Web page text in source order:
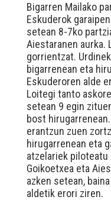
Bigarren Mailako
Eskuderok
setean 8-7ko
Aiestaranen aurka.
gorrientzat.
bigarrenean eta
Eskuderoren alde
Loitegi tanto
setean 9 egin
bost
erantzun zuen
hirugarrenean eta
atzelariek piloteatu
Goikoetxea eta
azken setean,
aldetik erori ziren.